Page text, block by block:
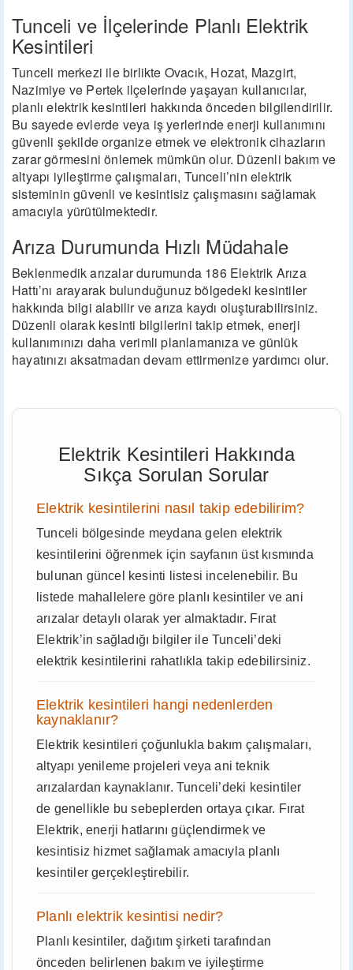
Tunceli ve İlçelerinde Planlı Elektrik
Kesintileri
Tunceli merkezi ile birlikte Ovacık, Hozat, Mazgirt,
Nazimiye ve Pertek ilçelerinde yaşayan kullanıcılar,
planlı elektrik kesintileri hakkında önceden bilgilendirilir.
Bu sayede evlerde veya iş yerlerinde enerji kullanımını
güvenli şekilde organize etmek ve elektronik cihazların
zarar görmesini önlemek mümkün olur. Düzenli bakım ve
altyapı iyileştirme çalışmaları, Tunceli’nin elektrik
sisteminin güvenli ve kesintisiz çalışmasını sağlamak
amacıyla yürütülmektedir.
Arıza Durumunda Hızlı Müdahale
Beklenmedik arızalar durumunda 186 Elektrik Arıza
Hattı’nı arayarak bulunduğunuz bölgedeki kesintiler
hakkında bilgi alabilir ve arıza kaydı oluşturabilirsiniz.
Düzenli olarak kesinti bilgilerini takip etmek, enerji
kullanımınızı daha verimli planlamanıza ve günlük
hayatınızı aksatmadan devam ettirmenize yardımcı olur.
Elektrik Kesintileri Hakkında
Sıkça Sorulan Sorular
Elektrik kesintilerini nasıl takip edebilirim?
Tunceli bölgesinde meydana gelen elektrik
kesintilerini öğrenmek için sayfanın üst kısmında
bulunan güncel kesinti listesi incelenebilir. Bu
listede mahallelere göre planlı kesintiler ve ani
arızalar detaylı olarak yer almaktadır. Fırat
Elektrik’in sağladığı bilgiler ile Tunceli’deki
elektrik kesintilerini rahatlıkla takip edebilirsiniz.
Elektrik kesintileri hangi nedenlerden
kaynaklanır?
Elektrik kesintileri çoğunlukla bakım çalışmaları,
altyapı yenileme projeleri veya ani teknik
arızalardan kaynaklanır. Tunceli’deki kesintiler
de genellikle bu sebeplerden ortaya çıkar. Fırat
Elektrik, enerji hatlarını güçlendirmek ve
kesintisiz hizmet sağlamak amacıyla planlı
kesintiler gerçekleştirebilir.
Planlı elektrik kesintisi nedir?
Planlı kesintiler, dağıtım şirketi tarafından
önceden belirlenen bakım ve iyileştirme